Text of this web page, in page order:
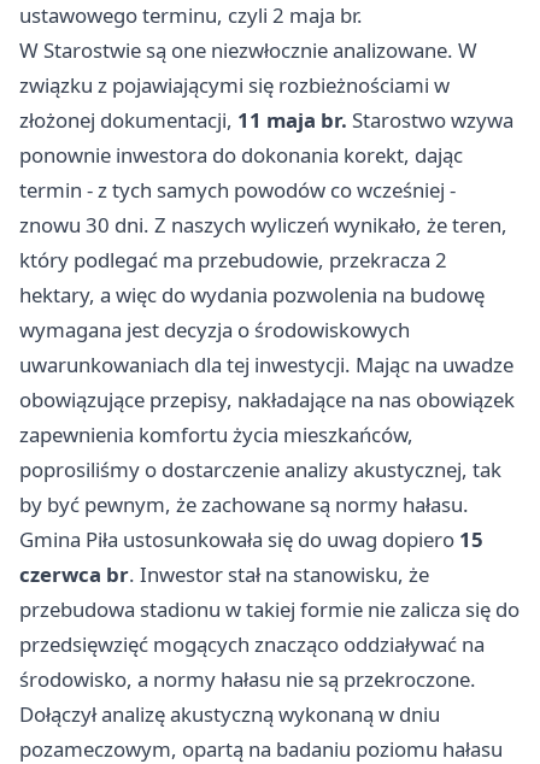
ustawowego terminu, czyli 2 maja br.
W Starostwie są one niezwłocznie analizowane. W
związku z pojawiającymi się rozbieżnościami w
złożonej dokumentacji, 11 maja br. Starostwo wzywa
ponownie inwestora do dokonania korekt, dając
termin - z tych samych powodów co wcześniej -
znowu 30 dni. Z naszych wyliczeń wynikało, że teren,
który podlegać ma przebudowie, przekracza 2
hektary, a więc do wydania pozwolenia na budowę
wymagana jest decyzja o środowiskowych
uwarunkowaniach dla tej inwestycji. Mając na uwadze
obowiązujące przepisy, nakładające na nas obowiązek
zapewnienia komfortu życia mieszkańców,
poprosiliśmy o dostarczenie analizy akustycznej, tak
by być pewnym, że zachowane są normy hałasu.
Gmina Piła ustosunkowała się do uwag dopiero 15
czerwca br. Inwestor stał na stanowisku, że
przebudowa stadionu w takiej formie nie zalicza się do
przedsięwzięć mogących znacząco oddziaływać na
środowisko, a normy hałasu nie są przekroczone.
Dołączył analizę akustyczną wykonaną w dniu
pozameczowym, opartą na badaniu poziomu hałasu